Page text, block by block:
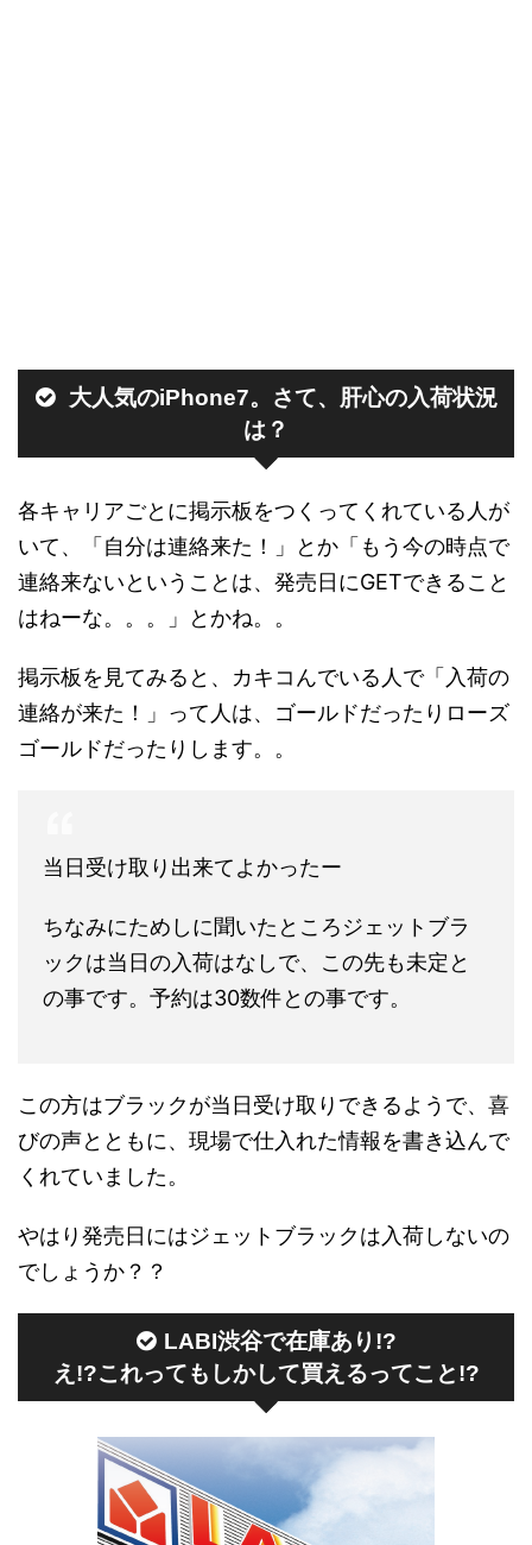
大人気のiPhone7。さて、肝心の入荷状況
は？
各キャリアごとに掲示板をつくってくれている人が
いて、「自分は連絡来た！」とか「もう今の時点で
連絡来ないということは、発売日にGETできること
はねーな。。。」とかね。。
掲示板を見てみると、カキコんでいる人で「入荷の
連絡が来た！」って人は、ゴールドだったりローズ
ゴールドだったりします。。
当日受け取り出来てよかったー
ちなみにためしに聞いたところジェットブラ
ックは当日の入荷はなしで、この先も未定と
の事です。予約は30数件との事です。
この方はブラックが当日受け取りできるようで、喜
びの声とともに、現場で仕入れた情報を書き込んで
くれていました。
やはり発売日にはジェットブラックは入荷しないの
でしょうか？？
LABI渋谷で在庫あり!?
え!?これってもしかして買えるってこと!?